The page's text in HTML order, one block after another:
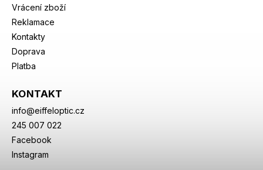
Vrácení zboží
Reklamace
Kontakty
Doprava
Platba
KONTAKT
info@eiffeloptic.cz
245 007 022
Facebook
Instagram